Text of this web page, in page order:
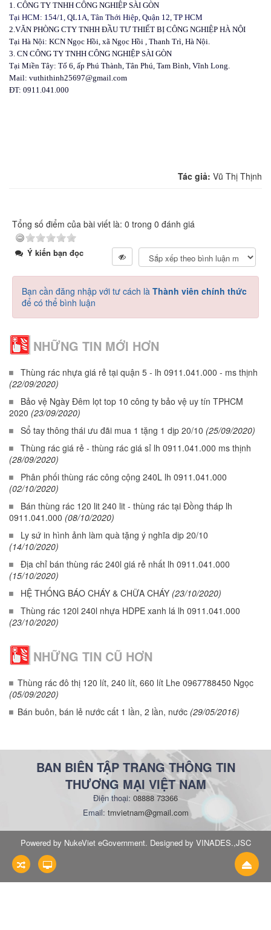
1. CÔNG TY TNHH CÔNG NGHIỆP SÀI GÒN
Tại HCM: 154/1, QL1A, Tân Thới Hiệp, Quận 12, TP HCM
2.VĂN PHÒNG CTY TNHH ĐẦU TƯ THIẾT BỊ CÔNG NGHIỆP HÀ NỘI
Tại Hà Nội: KCN Ngọc Hồi, xã Ngọc Hồi , Thanh Trì, Hà Nội.
3. CN CÔNG TY TNHH CÔNG NGHIỆP SÀI GÒN
Tại Miền Tây: Tổ 6, ấp Phú Thành, Tân Phú, Tam Bình, Vĩnh Long.
Mail: vuthithinh25697@gmail.com
ĐT: 0911.041.000
Tác giả: Vũ Thị Thịnh
Tổng số điểm của bài viết là: 0 trong 0 đánh giá
Ý kiến bạn đọc
Bạn cần đăng nhập với tư cách là Thành viên chính thức
để có thể bình luận
NHỮNG TIN MỚI HƠN
Thùng rác nhựa giá rẻ tại quận 5 - lh 0911.041.000 - ms thịnh
(22/09/2020)
Bảo vệ Ngày Đêm lọt top 10 công ty bảo vệ uy tín TPHCM
2020 (23/09/2020)
Sổ tay thông thái ưu đãi mua 1 tặng 1 dịp 20/10 (25/09/2020)
Thùng rác giá rẻ - thùng rác giá sỉ lh 0911.041.000 ms thịnh
(28/09/2020)
Phân phối thùng rác công cộng 240L lh 0911.041.000
(02/10/2020)
Bán thùng rác 120 lit 240 lit - thùng rác tại Đồng tháp lh
0911.041.000 (08/10/2020)
Ly sứ in hình ảnh làm quà tặng ý nghĩa dịp 20/10
(14/10/2020)
Địa chỉ bán thùng rác 240l giá rẻ nhất lh 0911.041.000
(15/10/2020)
HỆ THỐNG BÁO CHÁY & CHỮA CHÁY (23/10/2020)
Thùng rác 120l 240l nhựa HDPE xanh lá lh 0911.041.000
(23/10/2020)
NHỮNG TIN CŨ HƠN
Thùng rác đô thị 120 lít, 240 lít, 660 lít Lhe 0967788450 Ngọc
(05/09/2020)
Bán buôn, bán lẻ nước cất 1 lần, 2 lần, nước (29/05/2016)
BAN BIÊN TẬP TRANG THÔNG TIN
THƯƠNG MẠI VIỆT NAM
Điện thoại: 08888 73366
Email: tmvietnam@gmail.com
Powered by NukeViet eGovernment. Designed by VINADES.,JSC